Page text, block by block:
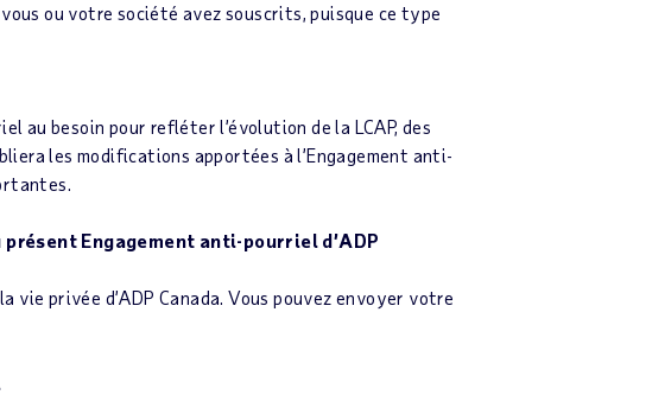
ou votre société avez souscrits, puisque ce type
au besoin pour refléter l’évolution de la LCAP, des
les modifications apportées à l’Engagement anti-
Engagement anti-pourriel d’ADP
vie privée d’ADP Canada. Vous pouvez envoyer votre